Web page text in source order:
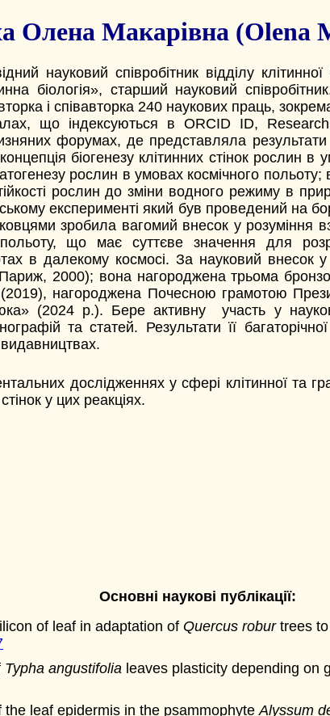
Олена Макарівна (Olena
науковий співробітник відділу клітинної
біологія», старший науковий
і співавторка 240 наукових праць,
що індексуються в ORCID ID,
форумах, де представляла
біогенезу клітинних стінок рослин в
рослин в умовах космічного польоту;
рослин до зміни водного режиму в
експерименті який був проведений на
зробила вагомий внесок у розуміння
що має суттєве значення для
в далекому космосі. За науковий
2000); вона нагороджена трьома
нагороджена Почесною грамотою
(2024 р.). Бере активну участь у
та статей. Результати її
дослідженнях у сфері клітинної та
у цих реакціях.
Основні наукові публікації:
of leaf in adaptation of Quercus roburtrees to
Typha angustifolia leaves plasticity depending on
leaf epidermis in the psammophyte Alyssum